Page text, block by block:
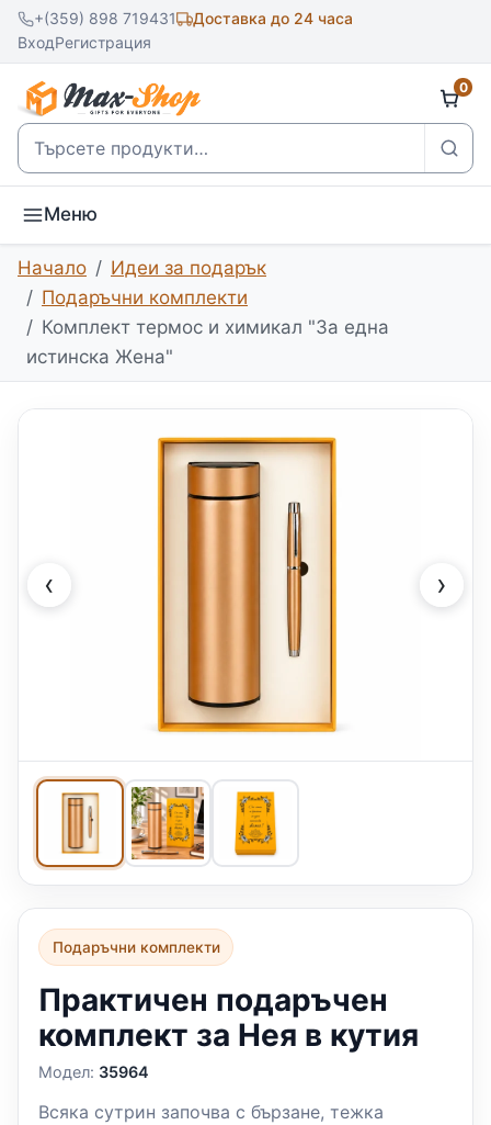
+(359) 898 719431
Доставка до 24 часа
ВходРегистрация
Търсене
0
Меню
Начало
Идеи за подарък
Подаръчни комплекти
Комплект термос и химикал "За една
истинска Жена"
‹ ›
Подаръчни комплекти
Практичен подаръчен
комплект за Нея в кутия
Модел: 35964
Всяка сутрин започва с бързане, тежка